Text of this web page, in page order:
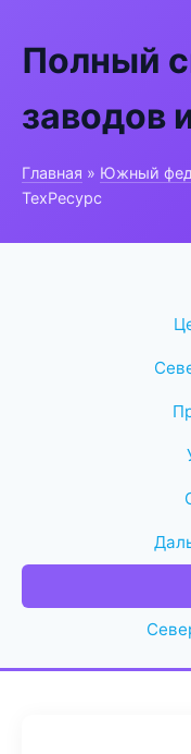
Полный
заводов
Главная » Южный
ТехРесурс